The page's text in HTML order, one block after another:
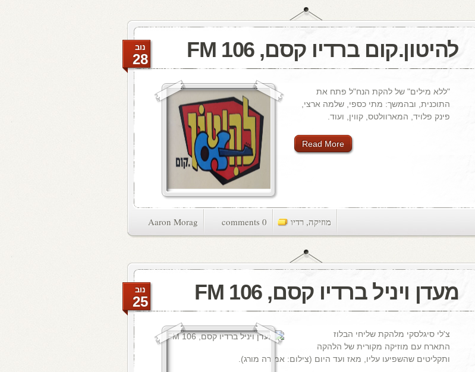
להיטון.קום ברדיו קסם, 106 FM נוב
28
"ללא מילים" של להקת הנח"ל פתח את
התוכנית, ובהמשך: מתי כספי, שלמה ארצי,
פינק פלויד, המארוולטס, קווין, ועוד.
Read More
Aaron Morag 0 comments מוזיקה, רדיו
מעדן ויניל ברדיו קסם, 106 FM נוב
25
צ'לי סיגלסקי מלהקת שליחי הבלוז
התארח עם מוזיקה מקורית של הלהקה
ותקליטים שהשפיעו עליו, מאז ועד היום (צילום: אמירה מורג).